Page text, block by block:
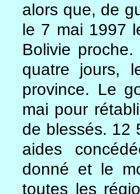
alors que, de
le 7 mai 1997
Bolivie
quatre jours,
province. Le
mai pour
de blessés. 12
aides
donné et le
toutes les